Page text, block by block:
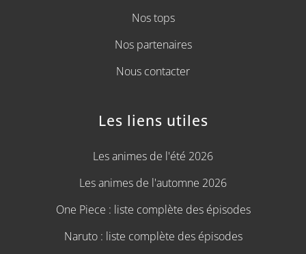
Nos tops
Nos partenaires
Nous contacter
Les liens utiles
Les animes de l'été 2026
Les animes de l'automne 2026
One Piece : liste complète des épisodes
Naruto : liste complète des épisodes